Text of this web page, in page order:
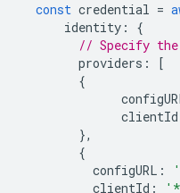
const credential =
identity :
{
// Specify the
providers :
[
{
clientId
},
{
configURL :
clientId :